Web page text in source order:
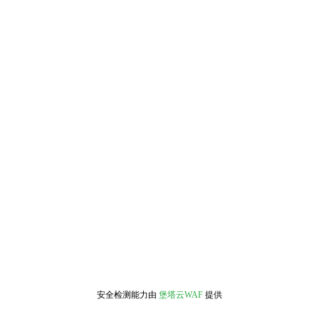
安全检测能力由 堡塔云WAF 提供